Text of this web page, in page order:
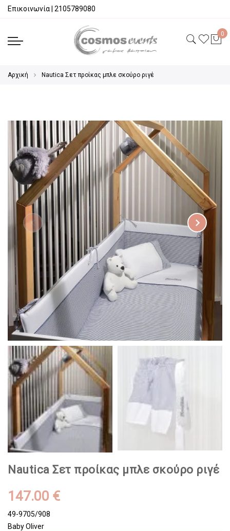
Επικοινωνία 2105789080
Αρχική Νautica Σετ προίκας μπλε σκούρο ριγέ
Νautica Σετ προίκας μπλε σκούρο ριγέ
147.00 €
49-9705/908
Baby Oliver